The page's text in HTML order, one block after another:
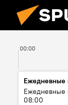
00:00
Ежедневные
Ежедневные
08:00